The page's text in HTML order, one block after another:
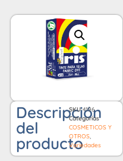
Descripción
del
producto
SKU4196
Categorías
COSMETICOS Y
OTROS,
Variedades